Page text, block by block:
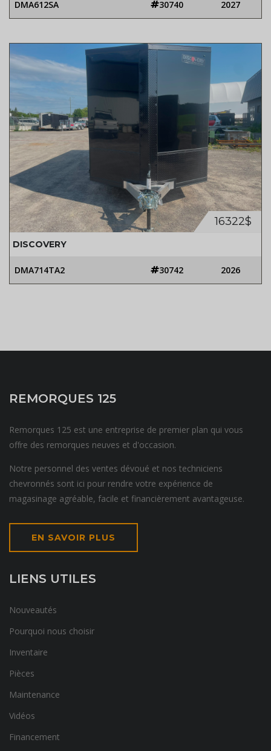
DMA612SA 30740 2027
16322$
DISCOVERY
DMA714TA2 30742 2026
REMORQUES 125
Remorques 125 est une entreprise de premier plan qui vous
offre des remorques neuves et d'occasion.
Notre personnel des ventes dévoué et nos techniciens
chevronnés sont ici pour rendre votre expérience de
magasinage agréable, facile et financièrement avantageuse.
EN SAVOIR PLUS
LIENS UTILES
Nouveautés
Pourquoi nous choisir
Inventaire
Pièces
Maintenance
Vidéos
Financement